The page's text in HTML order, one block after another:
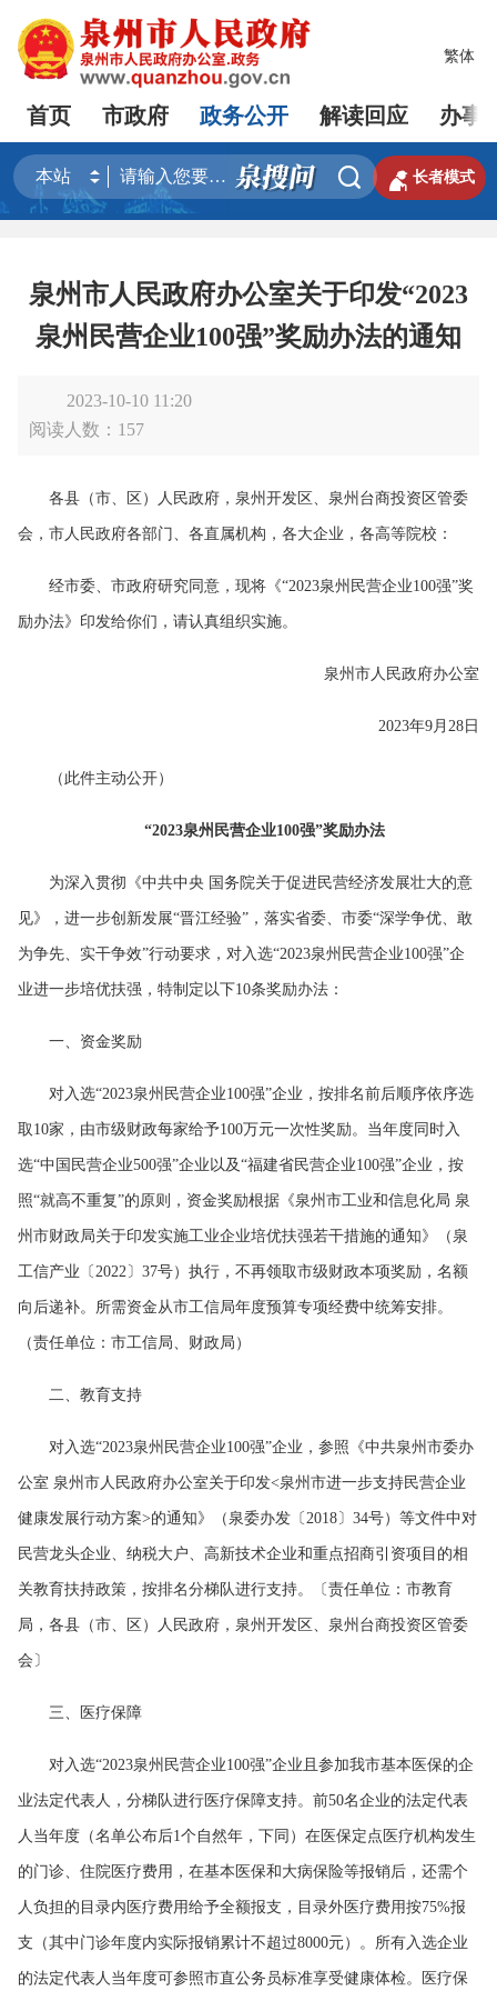
繁体
首页 市政府 政务公开 解读回应 办事
  长者模式
泉州市人民政府办公室关于印发“2023
泉州民营企业100强”奖励办法的通知
2023-10-10 11:20
阅读人数： 157
各县（市、区）人民政府，泉州开发区、泉州台商投资区管委
会，市人民政府各部门、各直属机构，各大企业，各高等院校：
经市委、市政府研究同意，现将《“2023泉州民营企业100强”奖
励办法》印发给你们，请认真组织实施。
泉州市人民政府办公室
2023年9月28日
（此件主动公开）
“2023泉州民营企业100强”奖励办法
为深入贯彻《中共中央 国务院关于促进民营经济发展壮大的意
见》，进一步创新发展“晋江经验”，落实省委、市委“深学争优、敢
为争先、实干争效”行动要求，对入选“2023泉州民营企业100强”企
业进一步培优扶强，特制定以下10条奖励办法：
一、资金奖励
对入选“2023泉州民营企业100强”企业，按排名前后顺序依序选
取10家，由市级财政每家给予100万元一次性奖励。当年度同时入
选“中国民营企业500强”企业以及“福建省民营企业100强”企业，按
照“就高不重复”的原则，资金奖励根据《泉州市工业和信息化局 泉
州市财政局关于印发实施工业企业培优扶强若干措施的通知》（泉
工信产业〔2022〕37号）执行，不再领取市级财政本项奖励，名额
向后递补。所需资金从市工信局年度预算专项经费中统筹安排。
（责任单位：市工信局、财政局）
二、教育支持
对入选“2023泉州民营企业100强”企业，参照《中共泉州市委办
公室 泉州市人民政府办公室关于印发<泉州市进一步支持民营企业
健康发展行动方案>的通知》（泉委办发〔2018〕34号）等文件中对
民营龙头企业、纳税大户、高新技术企业和重点招商引资项目的相
关教育扶持政策，按排名分梯队进行支持。〔责任单位：市教育
局，各县（市、区）人民政府，泉州开发区、泉州台商投资区管委
会〕
三、医疗保障
对入选“2023泉州民营企业100强”企业且参加我市基本医保的企
业法定代表人，分梯队进行医疗保障支持。前50名企业的法定代表
人当年度（名单公布后1个自然年，下同）在医保定点医疗机构发生
的门诊、住院医疗费用，在基本医保和大病保险等报销后，还需个
人负担的目录内医疗费用给予全额报支，目录外医疗费用按75%报
支（其中门诊年度内实际报销累计不超过8000元）。所有入选企业
的法定代表人当年度可参照市直公务员标准享受健康体检。医疗保